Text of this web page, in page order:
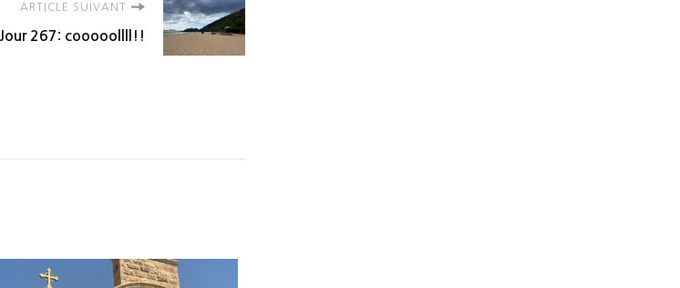
ARTICLE SUIVANT
Jour 267: cooooollll!!